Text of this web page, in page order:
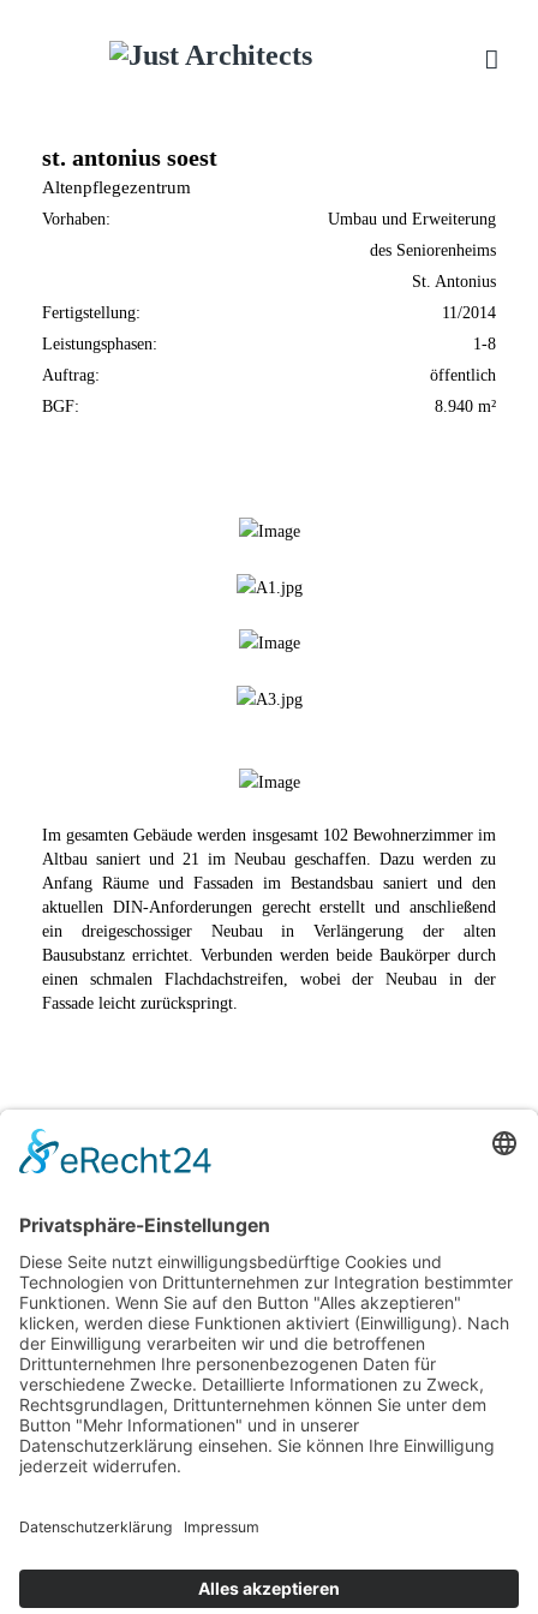
st. antonius soest
Altenpflegezentrum
Vorhaben:
Umbau und Erweiterung
des Seniorenheims
St. Antonius
Fertigstellung:
11/2014
Leistungsphasen:
1-8
Auftrag:
öffentlich
BGF:
8.940 m²
Im gesamten Gebäude werden insgesamt 102 Bewohnerzimmer im
Altbau saniert und 21 im Neubau geschaffen. Dazu werden zu
Anfang Räume und Fassaden im Bestandsbau saniert und den
aktuellen DIN-Anforderungen gerecht erstellt und anschließend
ein dreigeschossiger Neubau in Verlängerung der alten
Bausubstanz errichtet. Verbunden werden beide Baukörper durch
einen schmalen Flachdachstreifen, wobei der Neubau in der
Fassade leicht zurückspringt.